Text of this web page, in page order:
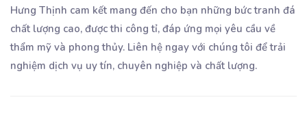
Hưng Thịnh cam kết mang đến cho bạn những bức tranh đá
chất lượng cao, được thi công tỉ, đáp ứng mọi yêu cầu về
thẩm mỹ và phong thủy. Liên hệ ngay với chúng tôi để trải
nghiệm dịch vụ uy tín, chuyên nghiệp và chất lượng.